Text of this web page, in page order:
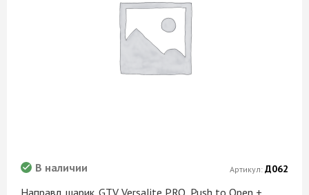
Направл. шарик. GTV Versalite PRO, Push to Open,+
В наличии Артикул: Д062